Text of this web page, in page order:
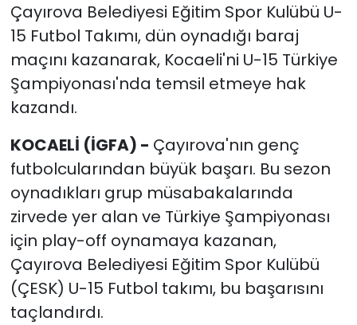
Çayırova Belediyesi Eğitim Spor Kulübü U-
15 Futbol Takımı, dün oynadığı baraj
maçını kazanarak, Kocaeli'ni U-15 Türkiye
Şampiyonası'nda temsil etmeye hak
kazandı.
KOCAELİ (İGFA) - Çayırova'nın genç
futbolcularından büyük başarı. Bu sezon
oynadıkları grup müsabakalarında
zirvede yer alan ve Türkiye Şampiyonası
için play-off oynamaya kazanan,
Çayırova Belediyesi Eğitim Spor Kulübü
(ÇESK) U-15 Futbol takımı, bu başarısını
taçlandırdı.